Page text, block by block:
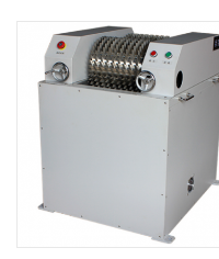
de broyeur à boulets
de meulage